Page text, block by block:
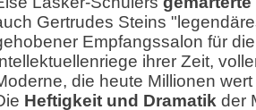
Gertrudes Steins
Empfangssalon für
ihrer Zeit,
die heute Millionen
Heftigkeit und Dramatik der